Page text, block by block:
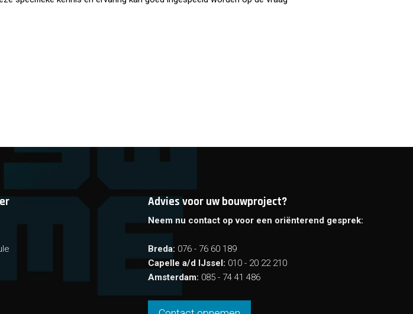
Advies voor uw bouwproject?
Neem nu contact op voor een oriënterend gesprek:
Breda: 076 - 76 60 189
Capelle a/d IJssel: 010 - 20 22 210
Amsterdam: 085 - 74 41 486